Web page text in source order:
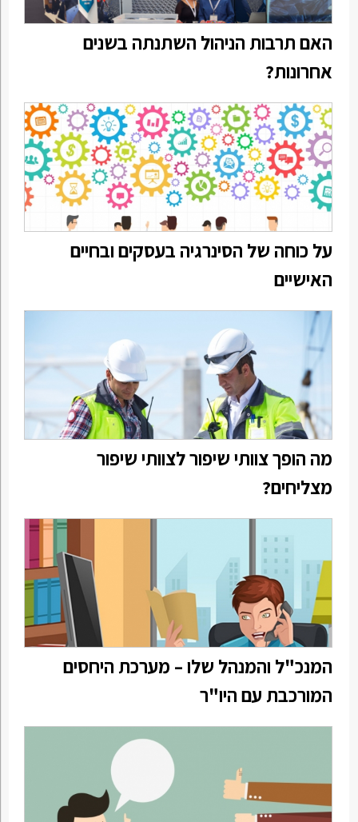
האם תרבות הניהול השתנתה בשנים
אחרונות?
על כוחה של הסינרגיה בעסקים ובחיים
האישיים
מה הופך צוותי שיפור לצוותי שיפור
מצליחים?
המנכ"ל והמנהל שלו – מערכת היחסים
המורכבת עם היו"ר